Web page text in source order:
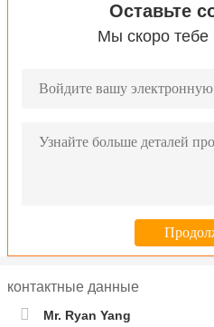
Оставьте
Мы скоро тебе
контактные данные
Mr. Ryan Yang